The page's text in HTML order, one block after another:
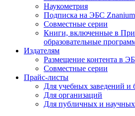
Наукометрия
Подписка на ЭБС Znanium
Совместные серии
Книги, включенные в
образовательные
Издателям
Размещение контента в
Совместные серии
Прайс-листы
Для учебных заведений и
Для организаций
Для публичных и